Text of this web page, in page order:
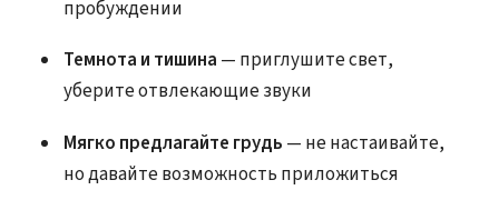
пробуждении
Темнота и тишина — приглушите свет,
уберите отвлекающие звуки
Мягко предлагайте грудь — не настаивайте,
но давайте возможность приложиться